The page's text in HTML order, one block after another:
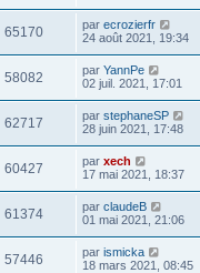
65170 par ecrozierfr
24 août 2021, 19:34
58082 par YannPe
02 juil. 2021, 17:01
62717 par stephaneSP
28 juin 2021, 17:48
60427 par xech
17 mai 2021, 18:37
61374 par claudeB
01 mai 2021, 21:06
57446 par ismicka
18 mars 2021, 08:45